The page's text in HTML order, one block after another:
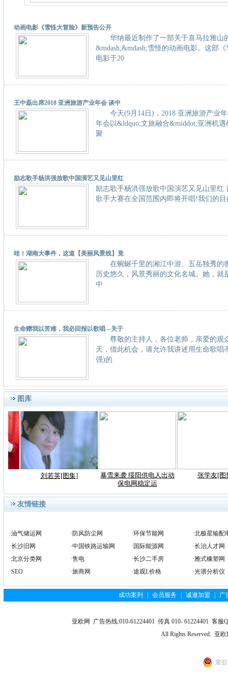
动画电影《雪怪大冒险》新预告公开
华纳最近制作了一部关于喜马拉雅山
&mdash;&mdash;雪怪的动画电影。这部
电影于20
王中磊出席2018 亚洲旅游产业年会 谈中
今天(9月14日)，2018 亚洲旅游产业年
年会以&ldquo;文旅融合&middot;亚洲机
聚
励志歌手杨洪强放歌中国演艺又见山里红
励志歌手杨洪强放歌中国演艺又见山里红
歌手大赛在全国范围内即将开唱!我们的
哇！湖南大事件，这道【美丽风景线】竟
在蜿蜒千里的湘江中游、五岳独秀的
历史悠久，风景秀丽的文化名城。她，就
中
生命赠我以苦难，我必回报以歌唱 --关于
尊敬的主持人，各位老师，亲爱的
天，借此机会，请允许我讲述用生命歌唱
强)的
图库
刘若英[图集]
暴雪来袭 绥阳供电人出动
保电网稳定运
张学友[图
友情链接
·油气储运网 ·防风防尘网 ·环保节能网 ·北极星输配
·长沙旧网 ·中国铁路运输网 · 国际能源网 ·长治人才网
·北京分类网 ·售电 ·长沙二手房 ·雅式橡塑网
·SEO ·旅商网 ·途观L价格 ·光谱分析仪
成功案列 会员服务 诚邀加盟 广
亚欧网 广告热线:010-61224401 传真 010- 61224401 客服
All Rights Reserved. 亚
京公